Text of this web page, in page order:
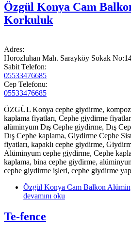
Özgül Konya Cam
Korkuluk
Adres:
Horozluhan Mah. Sarayköy Sokak
Sabit Telefon:
05533476685
Cep Telefonu:
05533476685
ÖZGÜL Konya cephe giydirme,
kaplama fiyatları, Cephe giydirme
alüminyum Dış Cephe giydirme, Dış
Dış Cephe kaplama, Giydirme Cephe
fiyatları, kapaklı cephe giydirme,
Alüminyum cephe giydirme, Cephe
kaplama, bina cephe giydirme,
cephe giydirme işleri, cephe giydirme
Özgül Konya Cam Balkon
devamını oku
Te-fence